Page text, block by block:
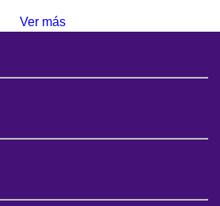
Ver más